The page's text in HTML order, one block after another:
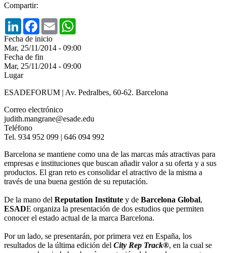
Compartir:
LinkedInFacebook
Email
Fecha de inicio
Mar, 25/11/2014 - 09:00
Fecha de fin
Mar, 25/11/2014 - 09:00
Lugar
ESADEFORUM | Av. Pedralbes, 60-62. Barcelona
Correo electrónico
judith.mangrane@esade.edu
Teléfono
Tel. 934 952 099 | 646 094 992
Barcelona se mantiene como una de las marcas más atractivas para
empresas e instituciones que buscan añadir valor a su oferta y a sus
productos. El gran reto es consolidar el atractivo de la misma a
través de una buena gestión de su reputación.
De la mano del Reputation Institute y de Barcelona Global,
ESADE organiza la presentación de dos estudios que permiten
conocer el estado actual de la marca Barcelona.
Por un lado, se presentarán, por primera vez en España, los
resultados de la última edición del City Rep Track®, en la cual se